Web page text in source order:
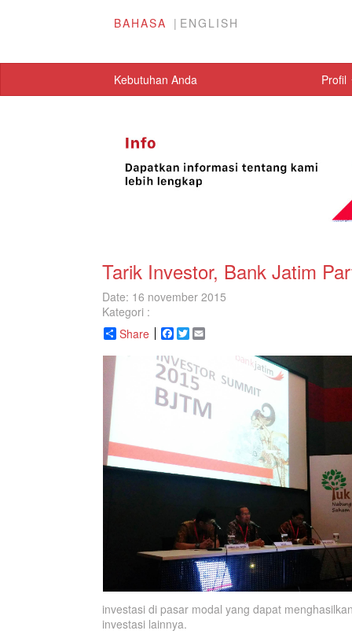
BAHASA ENGLISH
Kebutuhan Anda Profil
Tarik Investor, Bank Jatim
Date: 16 november 2015
Kategori :
Share
Facebook
Twitter
investasi di pasar modal yang dapat
investasi lainnya.